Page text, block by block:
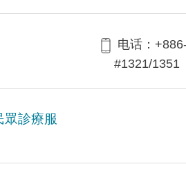
电话：
#1321/1351
眾診療服